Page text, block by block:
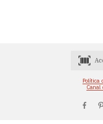
Política
Canal